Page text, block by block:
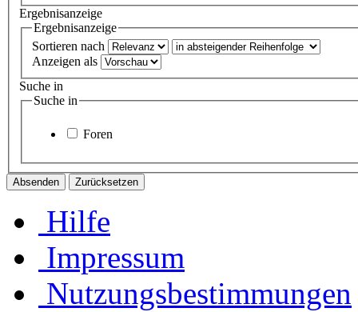
Ergebnisanzeige
Ergebnisanzeige
Sortieren nach
Anzeigen als
Suche in
Suche in
Foren
Hilfe
Impressum
Nutzungsbestimmungen